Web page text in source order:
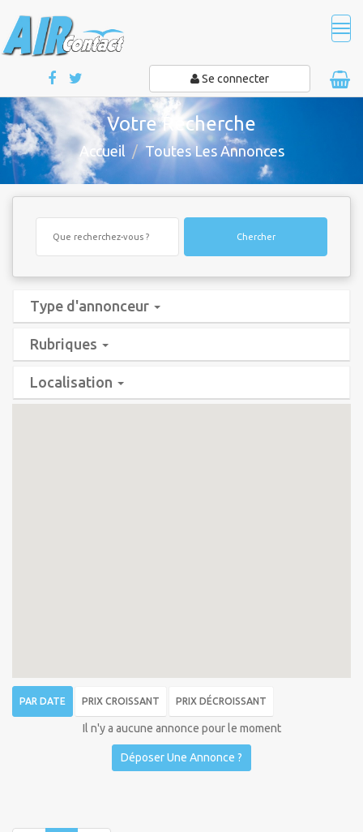
Se connecter
Votre Recherche
Accueil Toutes Les Annonces
Chercher
Type d'annonceur
Rubriques
Localisation
PAR DATE PRIX CROISSANT PRIX DÉCROISSANT
Il n'y a aucune annonce pour le moment
Déposer Une Annonce ?